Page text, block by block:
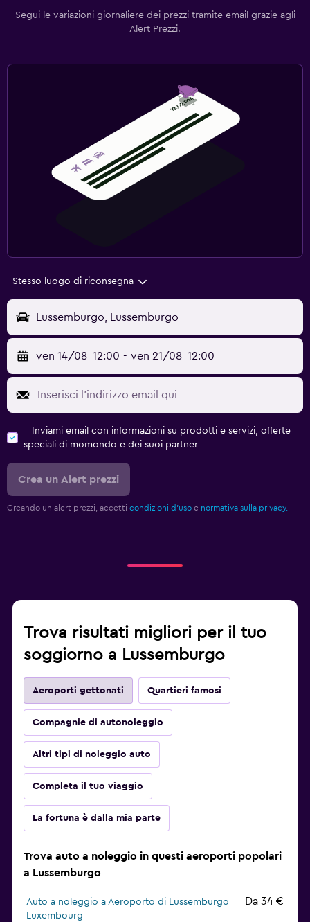
Segui le variazioni giornaliere dei prezzi tramite email grazie agli
Alert Prezzi.
Stesso luogo di riconsegna
Lussemburgo, Lussemburgo
ven 14/08 12:00 - ven 21/08 12:00
Inviami email con informazioni su prodotti e servizi, offerte
speciali di momondo e dei suoi partner
Crea un Alert prezzi
Creando un alert prezzi, accetti condizioni d'uso e normativa sulla privacy.
Trova risultati migliori per il tuo
soggiorno a Lussemburgo
Aeroporti gettonati Quartieri famosi
Compagnie di autonoleggio
Altri tipi di noleggio auto
Completa il tuo viaggio
La fortuna è dalla mia parte
Trova auto a noleggio in questi aeroporti popolari
a Lussemburgo
Auto a noleggio a Aeroporto di Lussemburgo
Luxembourg
Da 34 €